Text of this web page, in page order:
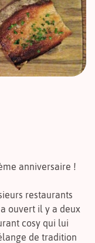
anniversaire !
restaurants
ouvert il y a deux
cosy qui lui
de tradition